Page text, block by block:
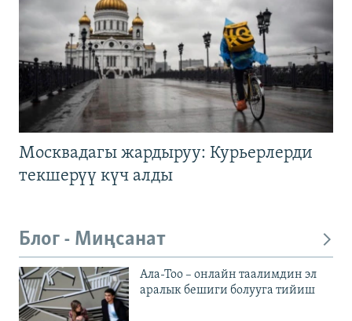
Москвадагы жардыруу: Курьерлерди
текшерүү күч алды
Блог - Миңсанат
Ала-Тоо – онлайн таалимдин эл
аралык бешиги болууга тийиш